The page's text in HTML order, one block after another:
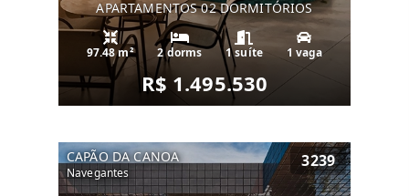
APARTAMENTOS 02 DORMITÓRIOS
97.48 m² 2 dorms 1 suíte 1 vaga
R$ 1.495.530
CAPÃO DA CANOA
Navegantes
3239